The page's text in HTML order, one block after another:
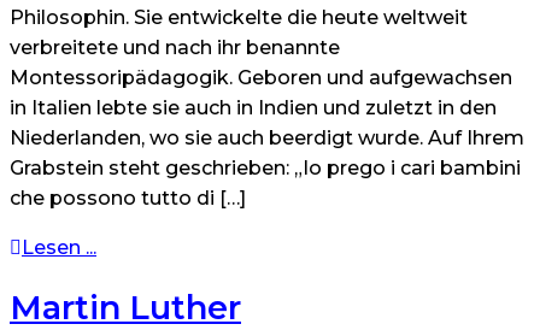
Philosophin. Sie entwickelte die heute weltweit
verbreitete und nach ihr benannte
Montessoripädagogik. Geboren und aufgewachsen
in Italien lebte sie auch in Indien und zuletzt in den
Niederlanden, wo sie auch beerdigt wurde. Auf Ihrem
Grabstein steht geschrieben: „Io prego i cari bambini
che possono tutto di […]
Lesen ...
Martin Luther